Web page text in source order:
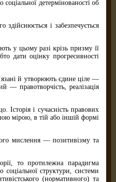
де­термінованості об
і забезпечується
у цьому разі крізь призму її
дати оцінку прогресивності
й утворюють єдине ціле —
— правотворчість, реа­лізація
і сучасність правових
мірою, в тій або іншій формі
мислення — по­зитивізму та
то протилежна парадиг­ма
соціальної струк­тури, системи
(нормативного) та